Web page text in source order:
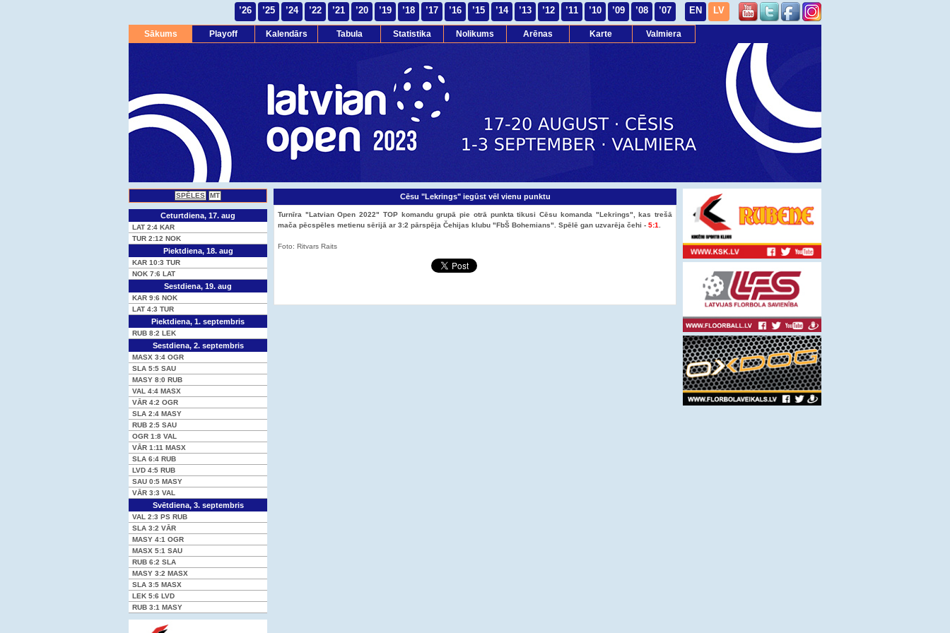
LV
EN
’07
’08
’09
’10
’11
’12
’13
’14
’15
’16
’17
’18
’19
’20
’21
’22
’24
’25
’26
Sākums Playoff Kalendārs Tabula Statistika Nolikums Arēnas Karte Valmiera
SPĒLES MT
Ceturtdiena, 17. aug
LAT 2:4 KAR
TUR 2:12 NOK
Piektdiena, 18. aug
KAR 10:3 TUR
NOK 7:6 LAT
Sestdiena, 19. aug
KAR 9:6 NOK
LAT 4:3 TUR
Piektdiena, 1. septembris
RUB 8:2 LEK
Sestdiena, 2. septembris
MASX 3:4 OGR
SLA 5:5 SAU
MASY 8:0 RUB
VAL 4:4 MASX
VĀR 4:2 OGR
SLA 2:4 MASY
RUB 2:5 SAU
OGR 1:8 VAL
VĀR 1:11 MASX
SLA 6:4 RUB
LVD 4:5 RUB
SAU 0:5 MASY
VĀR 3:3 VAL
Svētdiena, 3. septembris
VAL 2:3 PS RUB
SLA 3:2 VĀR
MASY 4:1 OGR
MASX 5:1 SAU
RUB 6:2 SLA
MASY 3:2 MASX
SLA 3:5 MASX
LEK 5:6 LVD
RUB 3:1 MASY
Cēsu "Lekrings" iegūst vēl vienu punktu
Turnīra "Latvian Open 2022" TOP komandu grupā pie otrā punkta tikusi Cēsu komanda "Lekrings", kas trešā
mača pēcspēles metienu sērijā ar 3:2 pārspēja Čehijas klubu "FbŠ Bohemians". Spēlē gan uzvarēja čehi - 5:1
Foto: Ritvars Raits